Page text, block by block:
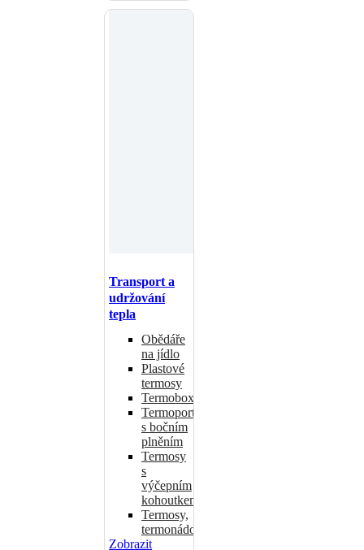
Transport a
udržování
tepla
Obědáře
na jídlo
Plastové
termosy
Termoboxy
Termoporty
s bočním
plněním
Termosy
s
výčepním
kohoutkem
Termosy,
termonádoby
Zobrazit